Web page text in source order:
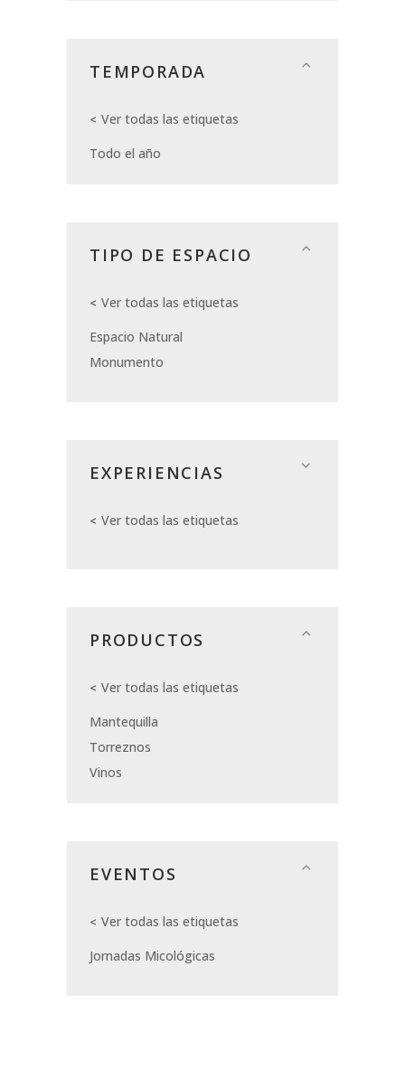
TEMPORADA
Ver todas las etiquetas
Todo el año
TIPO DE ESPACIO
Ver todas las etiquetas
Espacio Natural
Monumento
EXPERIENCIAS
Ver todas las etiquetas
PRODUCTOS
Ver todas las etiquetas
Mantequilla
Torreznos
Vinos
EVENTOS
Ver todas las etiquetas
Jornadas Micológicas